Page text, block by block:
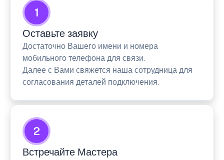
1
Оставьте заявку
Достаточно Вашего имени и номера
мобильного телефона для связи.
Далее с Вами свяжется наша сотрудница для
согласования деталей подключения.
2
Встречайте Мастера